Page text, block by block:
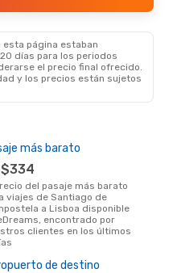
página estaban
días para los periodos
el precio final ofrecido.
y los precios están sujetos
más barato
viajes de Santiago de
a Lisboa disponible
encontrado por
clientes en los últimos
de destino